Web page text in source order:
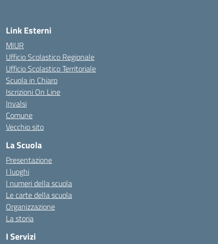
Link Esterni
MIUR
Ufficio Scolastico Regionale
Ufficio Scolastico Territoriale
Scuola in Chiaro
Iscrizioni On Line
Invalsi
Comune
Vecchio sito
La Scuola
Presentazione
I luoghi
I numeri della scuola
Le carte della scuola
Organizzazione
La storia
I Servizi